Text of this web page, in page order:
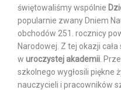
świętowaliśmy wspólnie
popularnie zwany Dniem
obchodów 251. rocznicy
Narodowej. Z tej okazji cała
w uroczystej akademii .
szkolnego wygłosili piękne
nauczycieli i pracowników